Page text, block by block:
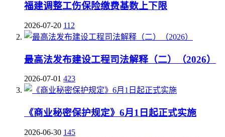
福建调整工伤保险缴费基数上下限
2026-07-20 112
最高法发布建设工程司法解释（二）（2026）
2026-07-01 423
《商业秘密保护规定》6月1日起正式实施
2026-06-30 145